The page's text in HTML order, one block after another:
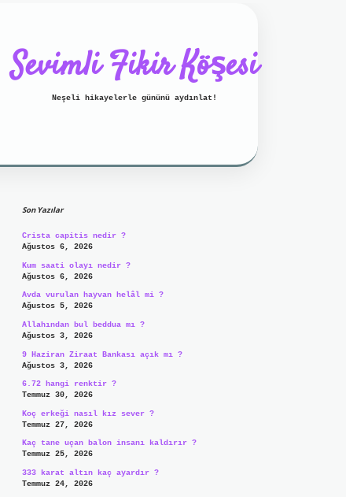
Sevimli Fikir Köşesi
Neşeli hikayelerle gününü aydınlat!
Son Yazılar
Crista capitis nedir ?
Ağustos 6, 2026
Kum saati olayı nedir ?
Ağustos 6, 2026
Avda vurulan hayvan helâl mi ?
Ağustos 5, 2026
Allahından bul beddua mı ?
Ağustos 3, 2026
9 Haziran Ziraat Bankası açık mı ?
Ağustos 3, 2026
6.72 hangi renktir ?
Temmuz 30, 2026
Koç erkeği nasıl kız sever ?
Temmuz 27, 2026
Kaç tane uçan balon insanı kaldırır ?
Temmuz 25, 2026
333 karat altın kaç ayardır ?
Temmuz 24, 2026